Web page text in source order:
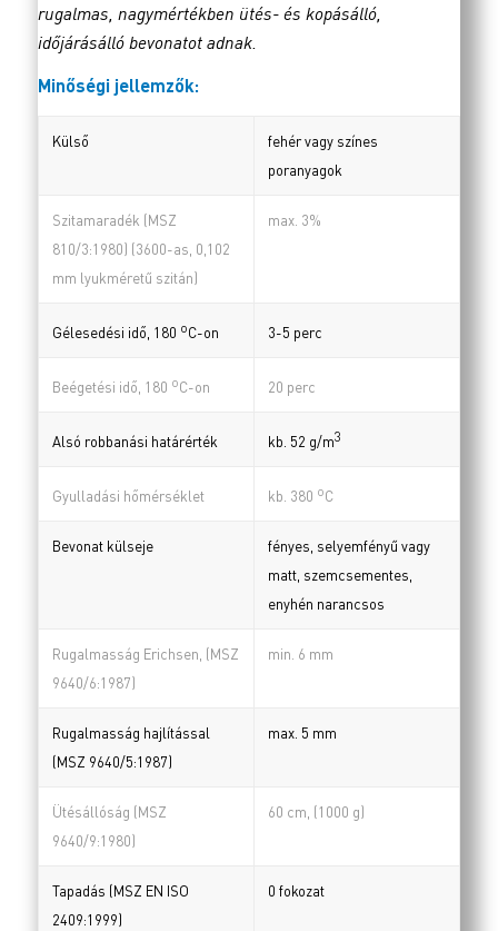
rugalmas, nagymértékben ütés- és kopásálló,
időjárásálló bevonatot adnak.
Minőségi jellemzők:
Külső
fehér vagy színes
poranyagok
Szitamaradék (MSZ
810/3:1980) (3600-as, 0,102
mm lyukméretű szitán)
max. 3%
Gélesedési idő, 180 oC-on 3-5 perc
Beégetési idő, 180 oC-on 20 perc
Alsó robbanási határérték kb. 52 g/m3
Gyulladási hőmérséklet kb. 380 oC
Bevonat külseje
fényes, selyemfényű vagy
matt, szemcsementes,
enyhén narancsos
Rugalmasság Erichsen, (MSZ
9640/6:1987)
min. 6 mm
Rugalmasság hajlítással
(MSZ 9640/5:1987)
max. 5 mm
Ütésállóság (MSZ
9640/9:1980)
60 cm, (1000 g)
Tapadás (MSZ EN ISO
2409:1999)
0 fokozat